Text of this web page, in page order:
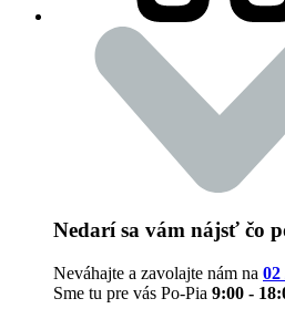
Nedarí sa vám nájsť čo
Neváhajte a zavolajte nám na 02
Sme tu pre vás Po-Pia 9:00 -